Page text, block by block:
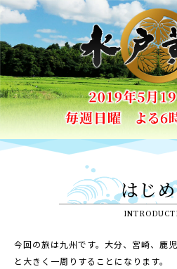
はじ
今回の旅は九州です。大分、宮崎、鹿
と大きく一周りすることになります。